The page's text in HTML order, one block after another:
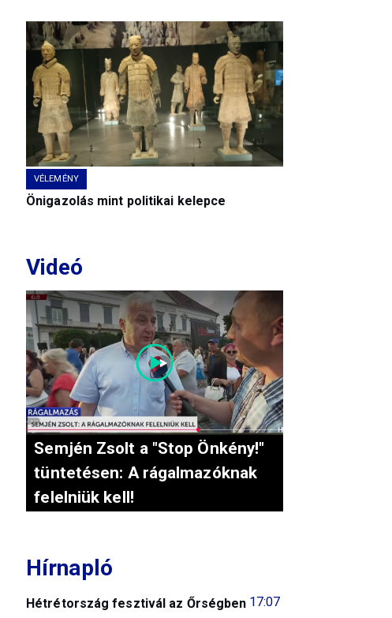
VÉLEMÉNY
Önigazolás mint politikai kelepce
Videó
Semjén Zsolt a "Stop Önkény!"
tüntetésen: A rágalmazóknak
felelniük kell!
Hírnapló
17:07
Hétrétország fesztivál az Őrségben